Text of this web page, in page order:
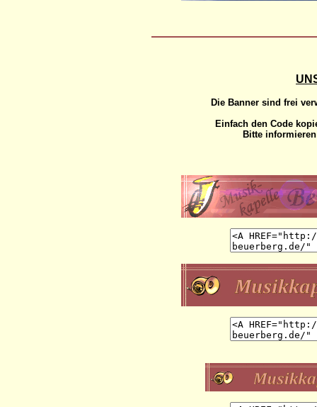
Die Banner sind frei
Einfach den Code
Bitte